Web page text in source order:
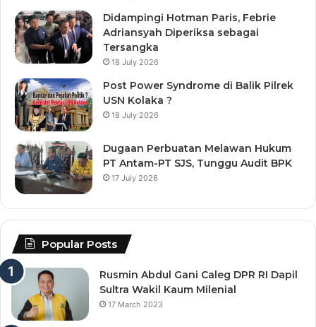
Didampingi Hotman Paris, Febrie
Adriansyah Diperiksa sebagai
Tersangka
18 July 2026
Post Power Syndrome di Balik Pilrek
USN Kolaka ?
18 July 2026
Dugaan Perbuatan Melawan Hukum
PT Antam-PT SJS, Tunggu Audit BPK
17 July 2026
Popular Posts
Rusmin Abdul Gani Caleg DPR RI Dapil
Sultra Wakil Kaum Milenial
17 March 2023